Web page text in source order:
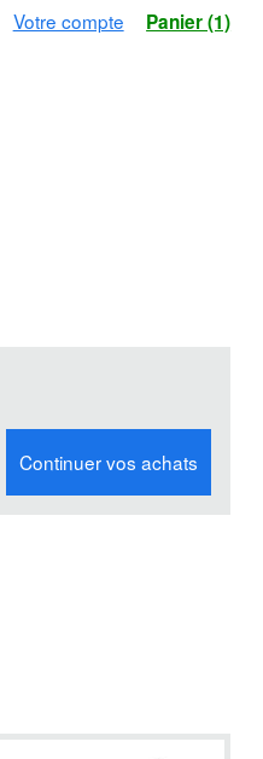
Votre compte Panier (1)
Continuer vos achats